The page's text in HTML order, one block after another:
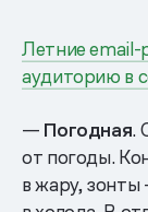
Летние email-
аудиторию в
— Погодная.
от погоды.
в жару,